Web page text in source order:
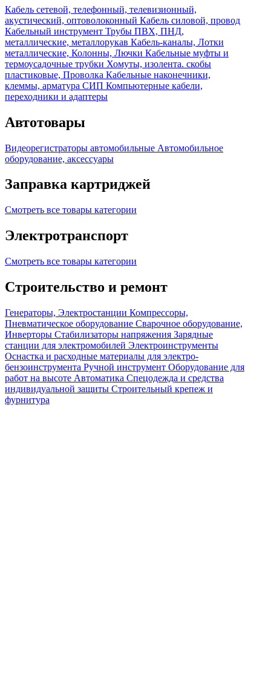
Кабель сетевой, телефонный, телевизионный,
акустический, оптоволоконный Кабель силовой, провод
Кабельный инструмент Трубы ПВХ, ПНД,
металлические, металлорукав Кабель-каналы, Лотки
металлические, Колонны, Лючки Кабельные муфты и
термоусадочные трубки Хомуты, изолента. скобы
пластиковые, Проволка Кабельные наконечники,
клеммы, арматура СИП Компьютерные кабели,
переходники и адаптеры
Автотовары
Видеорегистраторы автомобильные Автомобильное
оборудование, аксессуары
Заправка картриджей
Смотреть все товары категории
Электротранспорт
Смотреть все товары категории
Строительство и ремонт
Генераторы, Электростанции Компрессоры,
Пневматическое оборудование Сварочное оборудование,
Инверторы Стабилизаторы напряжения Зарядные
станции для электромобилей Электроинструменты
Оснастка и расходные материалы для электро-
бензоинструмента Ручной инструмент Оборудование для
работ на высоте Автоматика Спецодежда и средства
индивидуальной защиты Строительный крепеж и
фурнитура